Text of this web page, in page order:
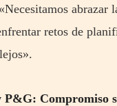
abrazar
retos de
Compromiso